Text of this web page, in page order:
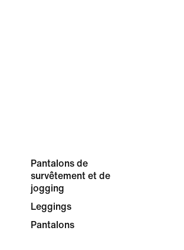
Pantalons de
survêtement et de
jogging
Leggings
Pantalons